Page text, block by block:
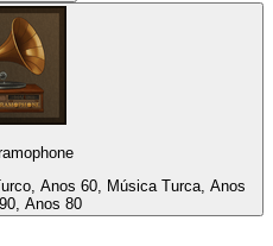
Anos 60, Música Turca, Anos
Anos 80